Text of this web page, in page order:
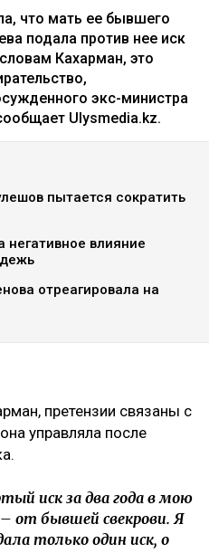
что мать ее бывшего
подала против нее иск
экс-министра
Ulysmedia.kz.
пытается сократить
влияние